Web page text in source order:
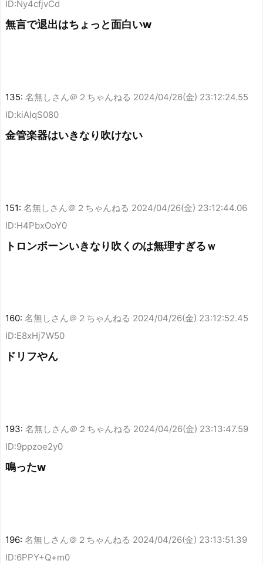
ID:Ny4cfjvCd
無言で退出はちょっと面白いw
135: 名無しさん＠２ちゃんねる 2024/04/26(金) 23:12:24.55
ID:kiAlqS080
金管楽器はいきなり吹けない
151: 名無しさん＠２ちゃんねる 2024/04/26(金) 23:12:44.06
ID:H4PbxOoY0
トロンボーンいきなり吹くのは無理すぎるｗ
160: 名無しさん＠２ちゃんねる 2024/04/26(金) 23:12:52.45
ID:E8xHj7W50
ドリフやん
193: 名無しさん＠２ちゃんねる 2024/04/26(金) 23:13:47.59
ID:9ppzoe2y0
鳴ったw
196: 名無しさん＠２ちゃんねる 2024/04/26(金) 23:13:51.39
ID:6PPY+Q+m0